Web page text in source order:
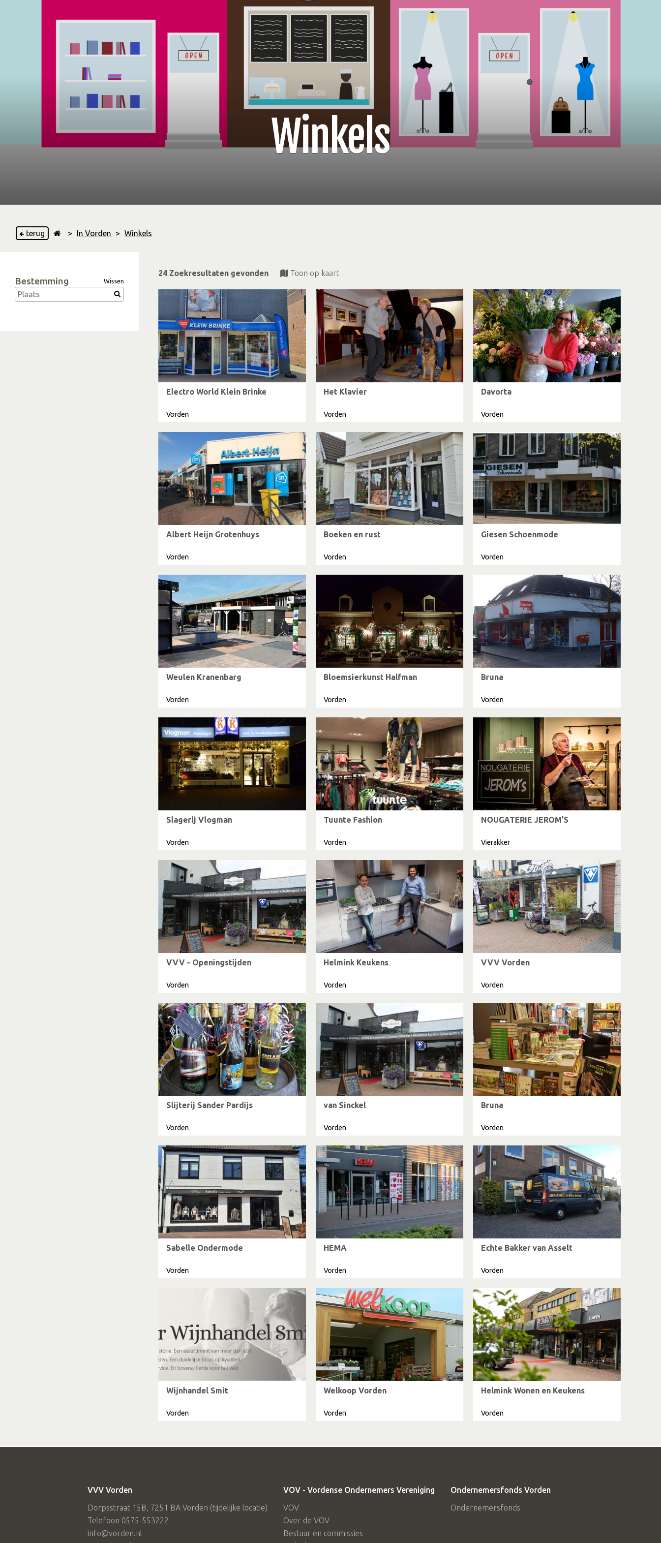
Winkels
terug > In Vorden > Winkels
Bestemming Wissen
24 Zoekresultaten gevonden Toon op kaart
Electro World Klein Brinke
Vorden
Het Klavier
Vorden
Davorta
Vorden
Albert Heijn Grotenhuys
Vorden
Boeken en rust
Vorden
Giesen Schoenmode
Vorden
Weulen Kranenbarg
Vorden
Bloemsierkunst Halfman
Vorden
Bruna
Vorden
Slagerij Vlogman
Vorden
Tuunte Fashion
Vorden
NOUGATERIE JEROM’S
Vierakker
VVV - Openingstijden
Vorden
Helmink Keukens
Vorden
VVV Vorden
Vorden
Slijterij Sander Pardijs
Vorden
van Sinckel
Vorden
Bruna
Vorden
Sabelle Ondermode
Vorden
HEMA
Vorden
Echte Bakker van Asselt
Vorden
Wijnhandel Smit
Vorden
Welkoop Vorden
Vorden
Helmink Wonen en Keukens
Vorden
VVV Vorden
Dorpsstraat 15B, 7251 BA Vorden (tijdelijke locatie)
Telefoon 0575-553222
info@vorden.nl
VOV - Vordense Ondernemers Vereniging
VOV
Over de VOV
Bestuur en commissies
Ondernemersfonds Vorden
Ondernemersfonds